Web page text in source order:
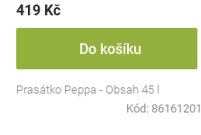
419 Kč
Do košíku
Prasátko Peppa - Obsah 45 l
Kód: 86161201